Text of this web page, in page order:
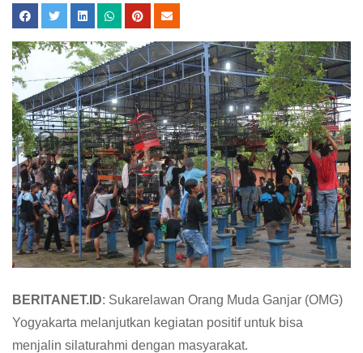
BERITANET.ID: Sukarelawan Orang Muda Ganjar (OMG)
Yogyakarta melanjutkan kegiatan positif untuk bisa
menjalin silaturahmi dengan masyarakat.